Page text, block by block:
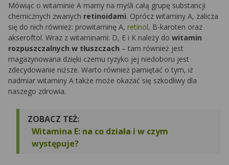
Mówiąc o witaminie A mamy na myśli całą grupę substancji
chemicznych zwanych retinoidami. Oprócz witaminy A, zalicza
się do nich również: prowitaminę A, retinol, B-karoten oraz
akseroftol. Wraz z witaminami: D, E i K należy do witamin
rozpuszczalnych w tłuszczach – tam również jest
magazynowana dzięki czemu ryzyko jej niedoboru jest
zdecydowanie niższe. Warto również pamiętać o tym, iż
nadmiar witaminy A także może okazać się szkodliwy dla
naszego zdrowia.
ZOBACZ TEŻ:
Witamina E: na co działa i w czym
występuje?